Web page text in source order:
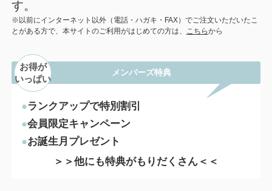
す。
※以前にインターネット以外（電話・ハガキ・FAX）でご注文いただいたこ
とがある方で、本サイトのご利用がはじめての方は、 こちらから
お得が
いっぱい
メンバーズ特典
ランクアップで特別割引
会員限定キャンペーン
お誕生月プレゼント
＞＞他にも特典がもりだくさん＜＜